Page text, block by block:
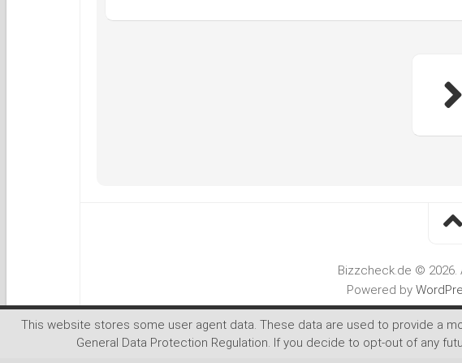
Bizzcheck.de © 2026.
Powered by
This website stores some user agent data. These data are used to provide a
General Data Protection Regulation. If you decide to opt-out of any